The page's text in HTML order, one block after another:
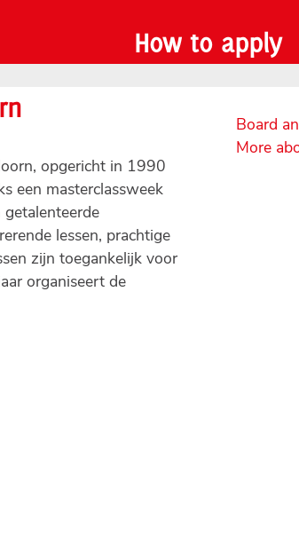
How to apply
opgericht in 1990
een masterclassweek
lessen, prachtige
zijn toegankelijk voor
organiseert de
Board
More